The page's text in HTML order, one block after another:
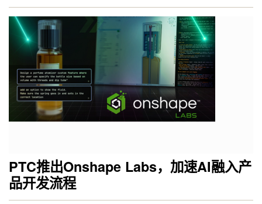
PTC推出Onshape Labs，加速AI融入产
品开发流程